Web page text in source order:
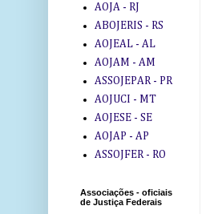
AOJA - RJ
ABOJERIS - RS
AOJEAL - AL
AOJAM - AM
ASSOJEPAR - PR
AOJUCI - MT
AOJESE - SE
AOJAP - AP
ASSOJFER - RO
Associações - oficiais
de Justiça Federais